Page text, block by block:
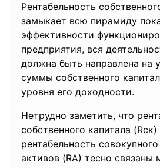
Рентабельность
замыкает всю пирамиду
эффективности
предприятия, вся
должна быть направлена на
суммы собственного
уровня его доходности.
Нетрудно заметить, что
собственного капитала (Rск)
рентабельность
активов (RА) тесно связаны